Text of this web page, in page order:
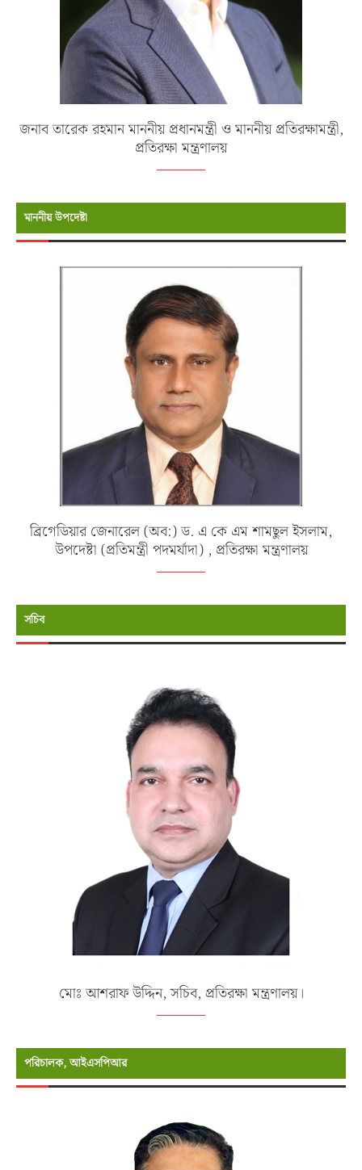
জনাব তারেক রহমান মাননীয় প্রধানমন্ত্রী ও মাননীয় প্রতিরক্ষামন্ত্রী,
প্রতিরক্ষা মন্ত্রণালয়
মাননীয় উপদেষ্টা
ব্রিগেডিয়ার জেনারেল (অব:) ড. এ কে এম শামছুল ইসলাম,
উপদেষ্টা (প্রতিমন্ত্রী পদমর্যাদা) , প্রতিরক্ষা মন্ত্রণালয়
সচিব
মোঃ আশরাফ উদ্দিন, সচিব, প্রতিরক্ষা মন্ত্রণালয়।
পরিচালক, আইএসপিআর